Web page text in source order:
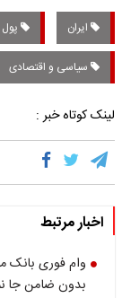
ایران پول
سیاسی و اقتصادی
لینک کوتاه خبر :
اخبار مرتبط
وام فوری بانک
بدون ضامن جا